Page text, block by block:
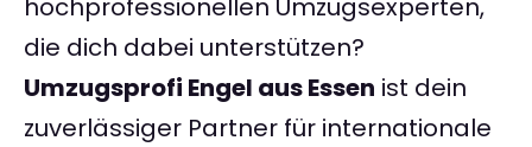
hochprofessionellen Umzugsexperten,
die dich dabei unterstützen?
Umzugsprofi Engel aus Essen ist dein
zuverlässiger Partner für internationale